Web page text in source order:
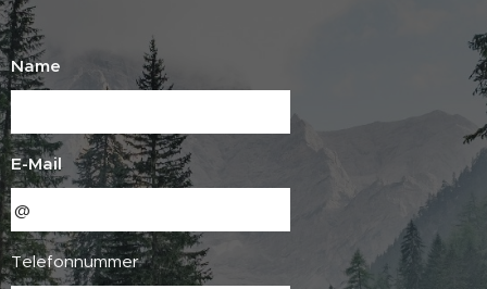
Name
E-Mail
Telefonnummer